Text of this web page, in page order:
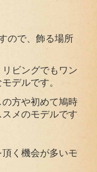
ので、飾る場所
ビングでもワン
デルです。
方や初めて鳩時
メのモデルです
く機会が多いモ